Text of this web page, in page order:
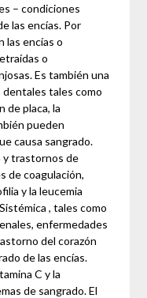
– condiciones
las encías. Por
las encías o
o
Es también una
dentales tales como
de placa, la
pueden
causa sangrado.
y trastornos de
de coagulación,
y la leucemia
, tales como
enfermedades
del corazón
de las encías.
C y la
de sangrado. El